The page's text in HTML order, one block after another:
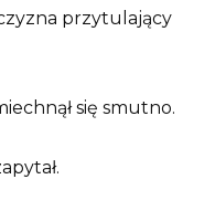
przytulający
się smutno.